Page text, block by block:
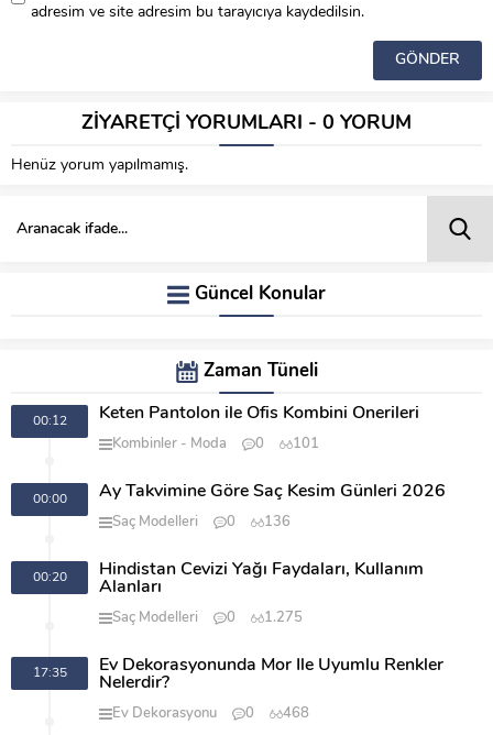
adresim ve site adresim bu tarayıcıya kaydedilsin.
ZİYARETÇİ YORUMLARI - 0 YORUM
Henüz yorum yapılmamış.
Güncel Konular
Zaman Tüneli
00:12 Keten Pantolon ile Ofis Kombini Önerileri
Kombinler Moda 0 101
00:00 Ay Takvimine Göre Saç Kesim Günleri 2026
Saç Modelleri 0 136
00:20
Hindistan Cevizi Yağı Faydaları, Kullanım
Alanları
Saç Modelleri 0 1.275
17:35
Ev Dekorasyonunda Mor İle Uyumlu Renkler
Nelerdir?
Ev Dekorasyonu 0 468